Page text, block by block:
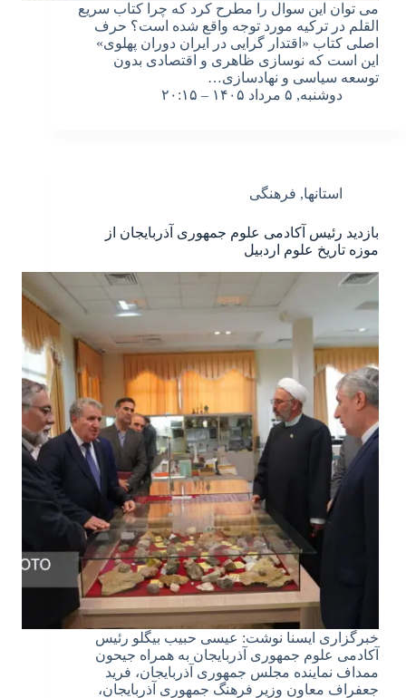
می توان این سوال را مطرح کرد که چرا کتاب سریع
القلم در ترکیه مورد توجه واقع شده است؟ حرف
اصلی کتاب «اقتدار گرایی در ایران دوران پهلوی»
این است که نوسازی ظاهری و اقتصادی بدون
توسعه سیاسی و نهادسازی…
دوشنبه, ۵ مرداد ۱۴۰۵ – ۲۰:۱۵
استانها, فرهنگی
بازدید رئیس آکادمی علوم جمهوری آذربایجان از
موزه تاریخ علوم اردبیل
خبرگزاری ایسنا نوشت: عیسی حبیب بیگلو رئیس
آکادمی علوم جمهوری آذربایجان به همراه جیحون
ممداف نماینده مجلس جمهوری آذربایجان، فرید
جعفراف معاون وزیر فرهنگ جمهوری آذربایجان،